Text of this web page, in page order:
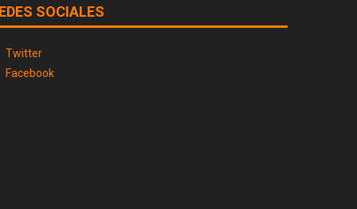
SOCIALES
Twitter
Facebook